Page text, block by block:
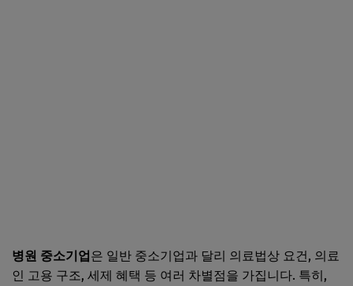
병원 중소기업은 일반 중소기업과 달리 의료법상 요건, 의료
인 고용 구조, 세제 혜택 등 여러 차별점을 가집니다. 특히,